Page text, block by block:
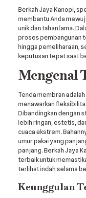
Berkah Jaya Kanopi,
membantu Anda
unik dan tahan lama.
proses pembangunan
hingga pemeliharaan,
keputusan tepat saat
Mengenal
Tenda membran
menawarkan
Dibandingkan dengan
lebih ringan, estetis,
cuaca ekstrem.
umur pakai yang
panjang. Berkah Jaya
terbaik untuk
terlihat indah selama
Keunggulan